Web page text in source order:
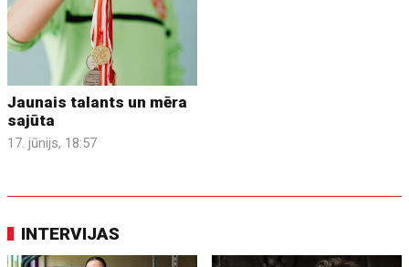
Jaunais talants un mēra
sajūta
17. jūnijs, 18:57
INTERVIJAS